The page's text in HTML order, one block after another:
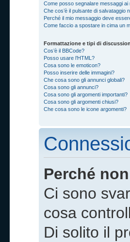
Come posso segnalare messaggi ai
Che cos’è il pulsante di salvataggio
Perché il mio messaggio deve
Come faccio a spostare in cima un
Formattazione e tipi di
Cos’è il BBCode?
Posso usare l’HTML?
Cosa sono le emoticon?
Posso inserire delle immagini?
Che cosa sono gli annunci globali?
Cosa sono gli annunci?
Cosa sono gli argomenti importanti?
Cosa sono gli argomenti chiusi?
Che cosa sono le icone argomenti?
Perché
Ci sono
cosa
Di solito il